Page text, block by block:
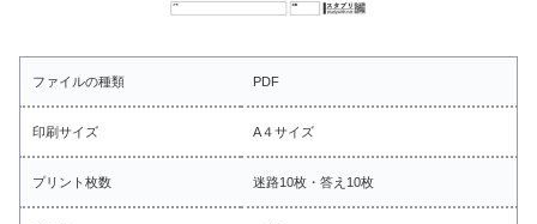
ファイルの種類 PDF
印刷サイズ A４サイズ
プリント枚数 迷路10枚・答え10枚